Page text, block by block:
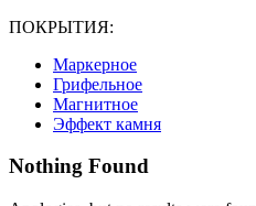
ПОКРЫТИЯ:
Маркерное
Грифельное
Магнитное
Эффект камня
Nothing Found